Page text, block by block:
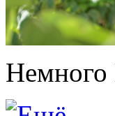
Немного